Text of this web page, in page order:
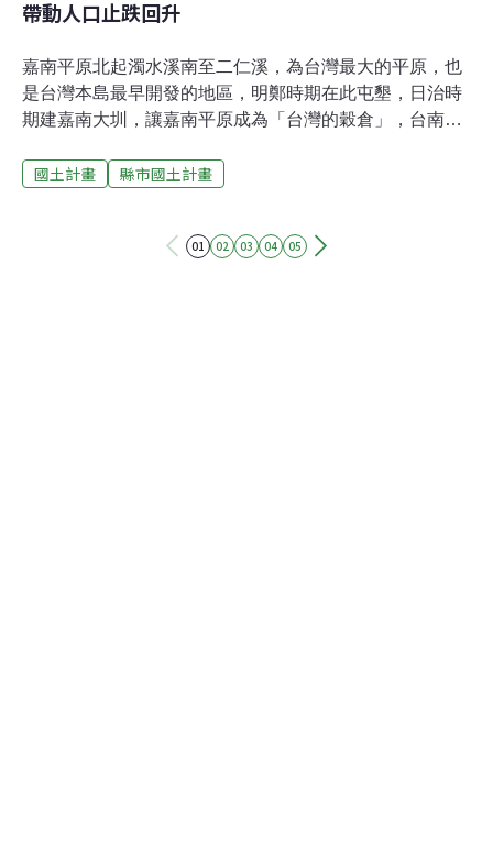
帶動人口止跌回升
嘉南平原北起濁水溪南至二仁溪，為台灣最大的平原，也
是台灣本島最早開發的地區，明鄭時期在此屯墾，日治時
期建嘉南大圳，讓嘉南平原成為「台灣的穀倉」，台南、
嘉南以農業為主，卻面臨人口外移，總人口數近年來持續
升，台南市及嘉義縣預估2036年的計畫人口要成長12萬人
國土計畫 縣市國土計畫
01 02 03 04 05